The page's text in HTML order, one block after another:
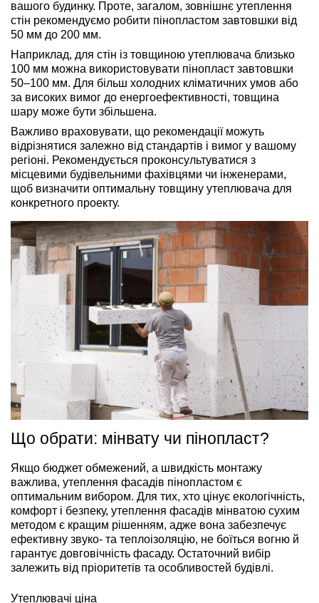
вашого будинку. Проте, загалом, зовнішнє утеплення
стін рекомендуємо робити пінопластом завтовшки від
50 мм до 200 мм.
Наприклад, для стін із товщиною утеплювача близько
100 мм можна використовувати пінопласт завтовшки
50–100 мм. Для більш холодних кліматичних умов або
за високих вимог до енергоефективності, товщина
шару може бути збільшена.
Важливо враховувати, що рекомендації можуть
відрізнятися залежно від стандартів і вимог у вашому
регіоні. Рекомендується проконсультуватися з
місцевими будівельними фахівцями чи інженерами,
щоб визначити оптимальну товщину утеплювача для
конкретного проекту.
Що обрати: мінвату чи пінопласт?
Якщо бюджет обмежений, а швидкість монтажу
важлива, утеплення фасадів пінопластом є
оптимальним вибором. Для тих, хто цінує екологічність,
комфорт і безпеку, утеплення фасадів мінватою сухим
методом є кращим рішенням, адже вона забезпечує
ефективну звуко- та теплоізоляцію, не боїться вогню й
гарантує довговічність фасаду. Остаточний вибір
залежить від пріоритетів та особливостей будівлі.
Утеплювачі ціна